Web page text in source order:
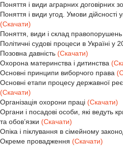
Поняття і види аграрних договірних
Поняття і види угод. Умови дійсності
(Скачати)
Поняття, види і склад правопорушень
Політичні судові процеси в Україні у
Позовна давність (Скачати)
Охорона материнства і дитинства
Основні принципи виборчого права
Основні етапи процесу державної
(Скачати)
Організація охорони праці (Скачати)
Органи і посадові особи, які ведуть
та обов’язки (Скачати)
Опіка і піклування в сімейному
Окреме провадження (Скачати)